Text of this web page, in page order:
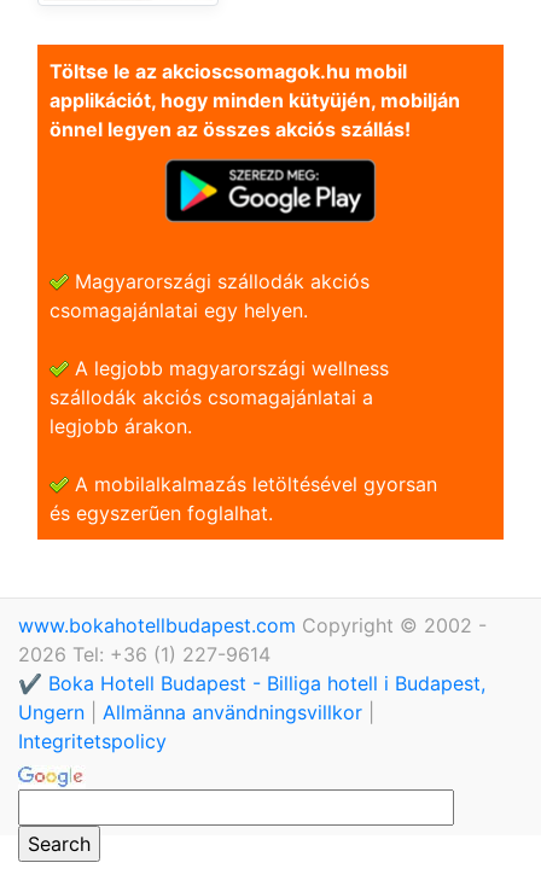
Töltse le az akcioscsomagok.hu mobil
applikációt, hogy minden kütyüjén, mobilján
önnel legyen az összes akciós szállás!
Magyarországi szállodák akciós
csomagajánlatai egy helyen.
A legjobb magyarországi wellness
szállodák akciós csomagajánlatai a
legjobb árakon.
A mobilalkalmazás letöltésével gyorsan
és egyszerũen foglalhat.
www.bokahotellbudapest.com Copyright © 2002 -
2026 Tel: +36 (1) 227-9614
✔️ Boka Hotell Budapest - Billiga hotell i Budapest,
Ungern
Allmänna användningsvillkor
Integritetspolicy